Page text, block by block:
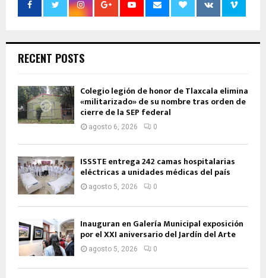
RECENT POSTS
Colegio legión de honor de Tlaxcala elimina
«militarizado» de su nombre tras orden de
cierre de la SEP federal
agosto 6, 2026 0
ISSSTE entrega 242 camas hospitalarias
eléctricas a unidades médicas del país
agosto 5, 2026 0
Inauguran en Galería Municipal exposición
por el XXI aniversario del Jardín del Arte
agosto 5, 2026 0